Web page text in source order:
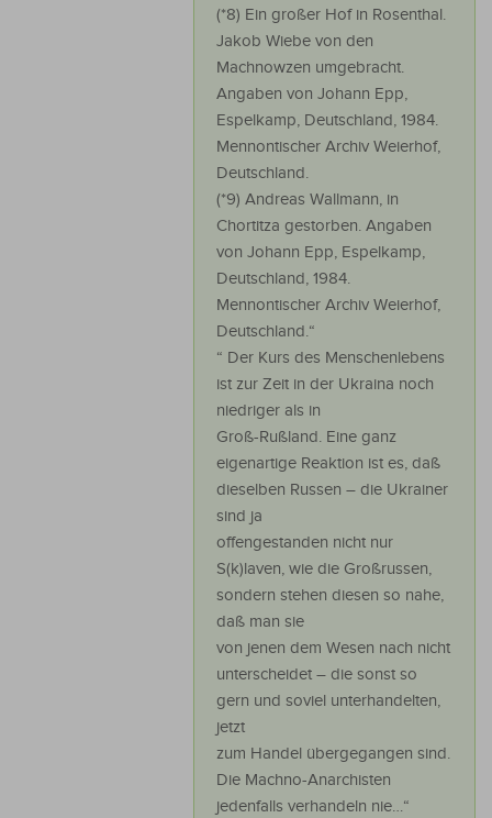
(*8) Ein großer Hof in Rosenthal.
Jakob Wiebe von den
Machnowzen umgebracht.
Angaben von Johann Epp,
Espelkamp, Deutschland, 1984.
Mennontischer Archiv Weierhof,
Deutschland.
(*9) Andreas Wallmann, in
Chortitza gestorben. Angaben
von Johann Epp, Espelkamp,
Deutschland, 1984.
Mennontischer Archiv Weierhof,
Deutschland.“
“ Der Kurs des Menschenlebens
ist zur Zeit in der Ukraina noch
niedriger als in
Groß-Rußland. Eine ganz
eigenartige Reaktion ist es, daß
dieselben Russen – die Ukrainer
sind ja
offengestanden nicht nur
S(k)laven, wie die Großrussen,
sondern stehen diesen so nahe,
daß man sie
von jenen dem Wesen nach nicht
unterscheidet – die sonst so
gern und soviel unterhandelten,
jetzt
zum Handel übergegangen sind.
Die Machno-Anarchisten
jedenfalls verhandeln nie…“